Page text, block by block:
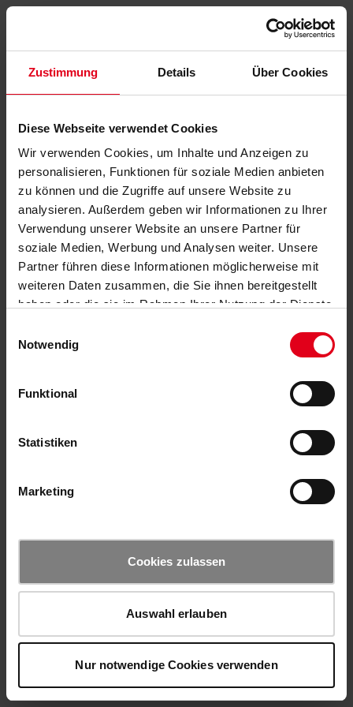
Zustimmung Details Über Cookies
Diese Webseite verwendet Cookies
Wir verwenden Cookies, um Inhalte und Anzeigen zu
personalisieren, Funktionen für soziale Medien anbieten
zu können und die Zugriffe auf unsere Website zu
analysieren. Außerdem geben wir Informationen zu Ihrer
Verwendung unserer Website an unsere Partner für
soziale Medien, Werbung und Analysen weiter. Unsere
Partner führen diese Informationen möglicherweise mit
weiteren Daten zusammen, die Sie ihnen bereitgestellt
haben oder die sie im Rahmen Ihrer Nutzung der Dienste
Notwendig
Funktional
Statistiken
Marketing
Cookies zulassen
Auswahl erlauben
Nur notwendige Cookies verwenden